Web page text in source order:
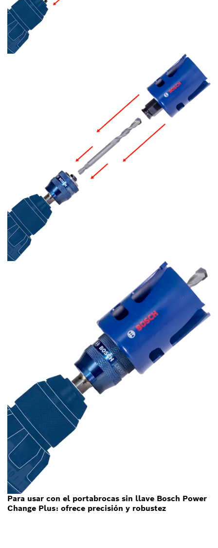
Para usar con el portabrocas sin llave Bosch Power
Change Plus: ofrece precisión y robustez